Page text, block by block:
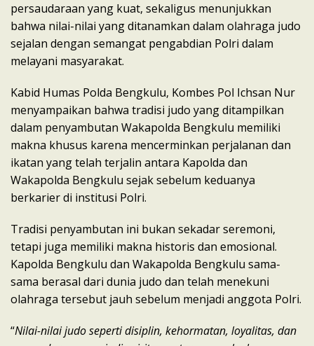
persaudaraan yang kuat, sekaligus menunjukkan
bahwa nilai-nilai yang ditanamkan dalam olahraga judo
sejalan dengan semangat pengabdian Polri dalam
melayani masyarakat.
Kabid Humas Polda Bengkulu, Kombes Pol Ichsan Nur
menyampaikan bahwa tradisi judo yang ditampilkan
dalam penyambutan Wakapolda Bengkulu memiliki
makna khusus karena mencerminkan perjalanan dan
ikatan yang telah terjalin antara Kapolda dan
Wakapolda Bengkulu sejak sebelum keduanya
berkarier di institusi Polri.
Tradisi penyambutan ini bukan sekadar seremoni,
tetapi juga memiliki makna historis dan emosional.
Kapolda Bengkulu dan Wakapolda Bengkulu sama-
sama berasal dari dunia judo dan telah menekuni
olahraga tersebut jauh sebelum menjadi anggota Polri.
“Nilai-nilai judo seperti disiplin, kehormatan, loyalitas, dan